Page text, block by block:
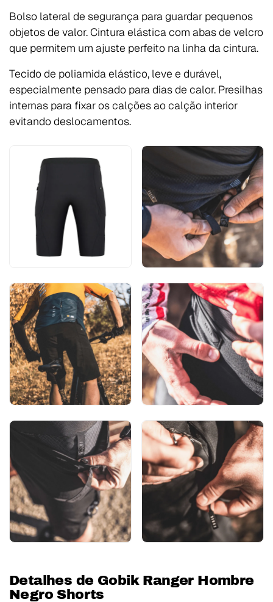
Bolso lateral de segurança para guardar pequenos
objetos de valor. Cintura elástica com abas de velcro
que permitem um ajuste perfeito na linha da cintura.
Tecido de poliamida elástico, leve e durável,
especialmente pensado para dias de calor. Presilhas
internas para fixar os calções ao calção interior
evitando deslocamentos.
Detalhes de Gobik Ranger Hombre
Negro Shorts